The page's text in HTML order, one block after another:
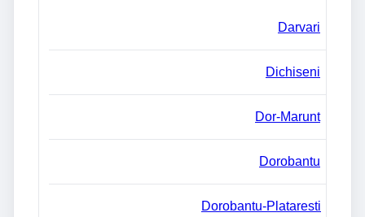
Darvari
Dichiseni
Dor-Marunt
Dorobantu
Dorobantu-Plataresti